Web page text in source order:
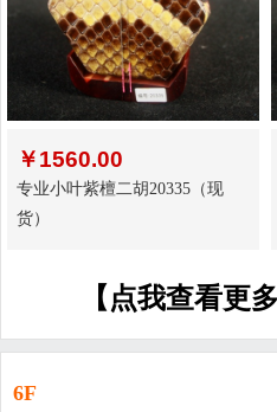
￥1560.00
专业小叶紫檀二胡20335（现
货）
【点我查看更
6F